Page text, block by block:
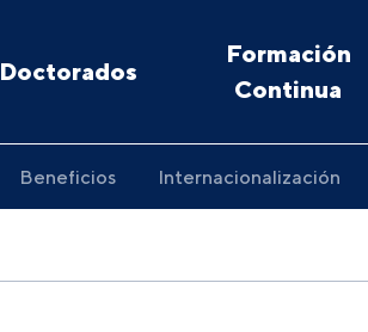
Doctorados
Formación
Continua
Beneficios Internacionalización